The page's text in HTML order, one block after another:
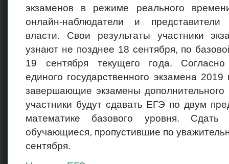
экзаменов в режиме реального
онлайн-наблюдатели и представители
власти. Свои результаты участники
узнают не позднее 18 сентября, по
19 сентября текущего года.
единого государственного экзамена
завершающие экзамены
участники будут сдавать ЕГЭ по двум
математике базового уровня.
обучающиеся, пропустившие по
сентября.